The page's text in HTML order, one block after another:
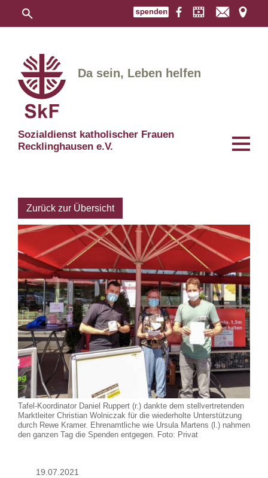
Sozialdienst katholischer Frauen
Recklinghausen e.V.
Da sein, Leben helfen
Zurück zur Übersicht
Tafel-Koordinator Daniel Ruppert (r.) dankte dem stellvertretenden
Marktleiter Christian Wolniczak für die wiederholte Unterstützung
durch Rewe Kramer. Ehrenamtliche wie Ursula Martens (l.) nahmen
den ganzen Tag die Spenden entgegen. Foto: Privat
19.07.2021